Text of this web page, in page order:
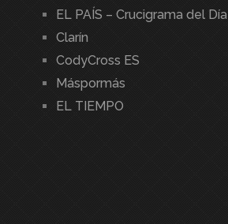
EL PAÍS – Crucigrama del Día
Clarín
CodyCross ES
Máspormás
EL TIEMPO